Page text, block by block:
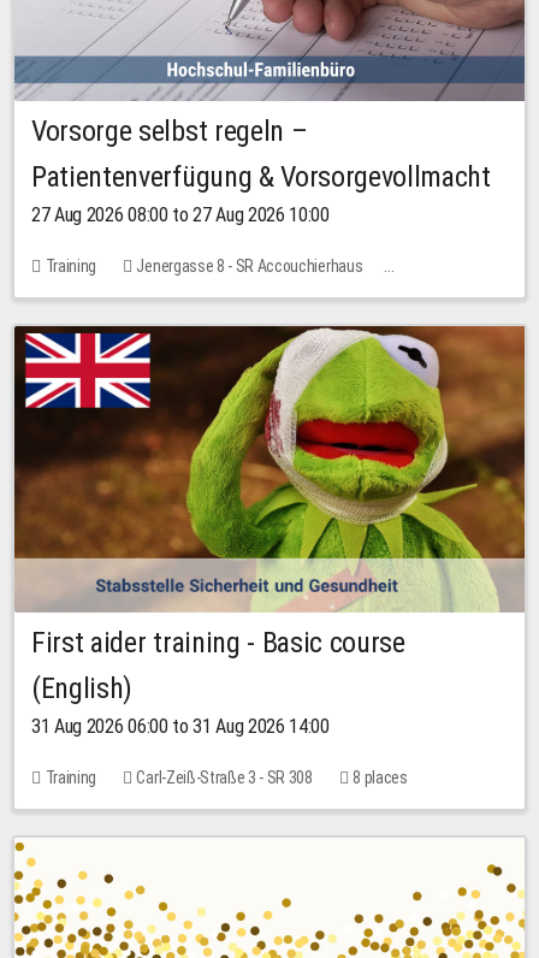
Vorsorge selbst regeln –
Patientenverfügung & Vorsorgevollmacht
27 Aug 2026 08:00 to 27 Aug 2026 10:00
Training
Jenergasse 8 - SR Accouchierhaus
No free places
First aider training - Basic course
(English)
31 Aug 2026 06:00 to 31 Aug 2026 14:00
Training Carl-Zeiß-Straße 3 - SR 308 8 places